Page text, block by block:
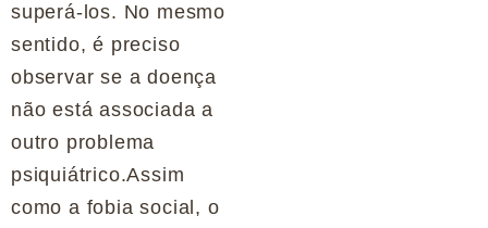
superá-los. No mesmo
sentido, é preciso
observar se a doença
não está associada a
outro problema
psiquiátrico.Assim
como a fobia social, o